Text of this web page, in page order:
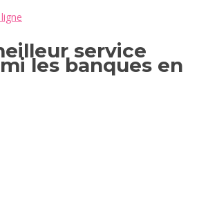
service
les banques en